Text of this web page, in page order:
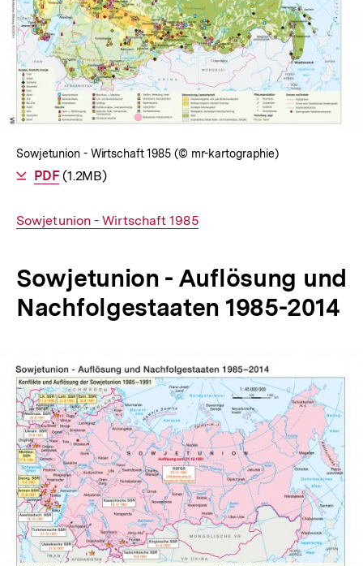
Sowjetunion - Wirtschaft 1985 (© mr-kartographie)
Als
PDFherunterladen
(1.2MB)
Interner
Sowjetunion - Wirtschaft 1985
Sowjetunion - Auflösung und
Nachfolgestaaten 1985-2014